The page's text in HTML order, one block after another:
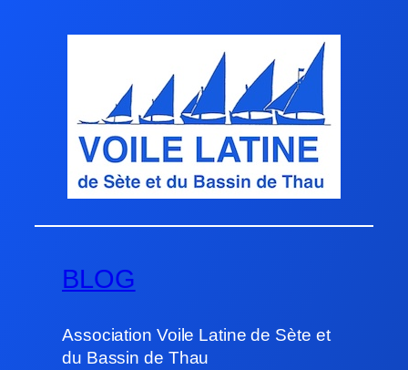
BLOG
Association Voile Latine de Sète et
du Bassin de Thau